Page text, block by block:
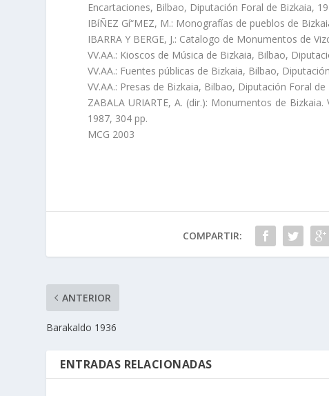
Encartaciones, Bilbao, Diputación Foral de Bizkaia,
IBíÑEZ Gí“MEZ, M.: Monografí­as de pueblos de
IBARRA Y BERGE, J.: Catalogo de Monumentos de
VV.AA.: Kioscos de Música de Bizkaia, Bilbao,
VV.AA.: Fuentes públicas de Bizkaia, Bilbao,
VV.AA.: Presas de Bizkaia, Bilbao, Diputación Foral
ZABALA URIARTE, A. (dir.): Monumentos de
1987, 304 pp.
MCG 2003
COMPARTIR:
ANTERIOR
Barakaldo 1936
ENTRADAS RELACIONADAS